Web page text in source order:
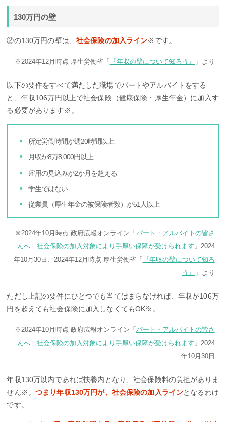
130万円の壁
②の130万円の壁は、社会保険の加入ライン※です。
※2024年12月時点 厚生労働省「 『年収の壁について知ろう』 」より
以下の要件をすべて満たした職場でパートやアルバイトをする
と、年収106万円以上で社会保険（健康保険・厚生年金）に加入す
る必要があります※。
所定労働時間が週20時間以上
月収が8万8,000円以上
雇用の見込みが2か月を超える
学生ではない
従業員（厚生年金の被保険者数）が51人以上
※2024年10月時点 政府広報オンライン「 パート・アルバイトの皆さ
んへ 社会保険の加入対象により手厚い保障が受けられます 」2024
年10月30日、2024年12月時点 厚生労働省「
『年収の壁について知ろ
う』
」より
ただし上記の要件にひとつでも当てはまらなければ、年収が106万
円を超えても社会保険に加入しなくてもOK※。
※2024年10月時点 政府広報オンライン「パート・アルバイトの皆さ
んへ 社会保険の加入対象により手厚い保障が受けられます 」2024
年10月30日
年収130万以内であれば扶養内となり、社会保険料の負担がありま
せん※。つまり年収130万円が、社会保険の加入ラインとなるわけ
です。